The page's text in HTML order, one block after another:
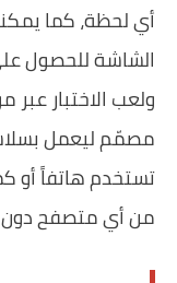
أي لحظة، كما
الشاشة للحصول
ولعب الاختبار
مصمّم ليعمل
تستخدم هاتفاً أو
من أي متصفح دون